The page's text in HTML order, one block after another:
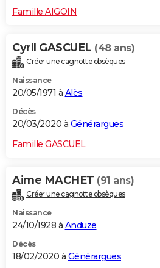
Famille AIGOIN
Cyril GASCUEL (48 ans)
Créer une cagnotte obsèques
Naissance
20/05/1971 à Alès
Décès
20/03/2020 à Générargues
Famille GASCUEL
Aime MACHET (91 ans)
Créer une cagnotte obsèques
Naissance
24/10/1928 à Anduze
Décès
18/02/2020 à Générargues